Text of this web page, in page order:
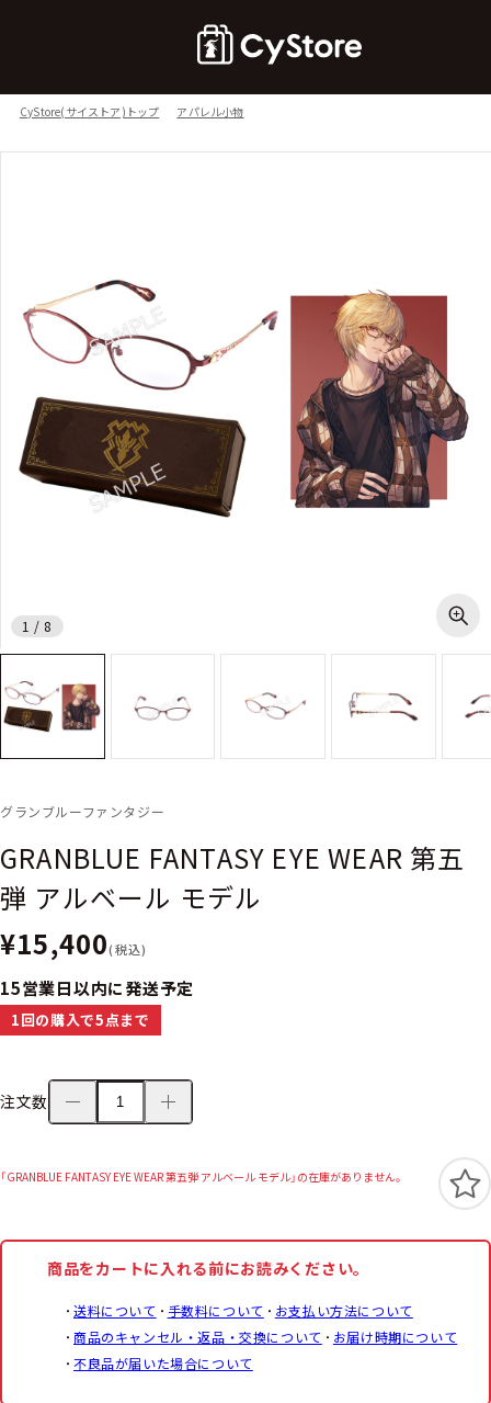
CyStore(サイストア)トップ アパレル小物
1 / 8
グランブルーファンタジー
GRANBLUE FANTASY EYE WEAR 第五
弾 アルベール モデル
¥15,400(税込)
15営業日以内に発送予定
1回の購入で5点まで
注文数
「GRANBLUE FANTASY EYE WEAR 第五弾 アルベール モデル」の在庫がありません。
商品をカートに入れる前にお読みください。
送料について 手数料について
お支払い方法について
商品のキャンセル・返品・交換について
お届け時期について
不良品が届いた場合について